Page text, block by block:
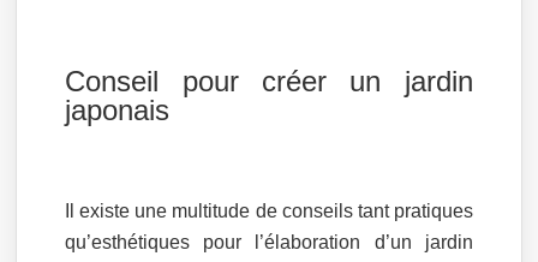
Conseil pour créer un jardin
japonais
Il existe une multitude de conseils tant pratiques
qu’esthétiques pour l’élaboration d’un jardin